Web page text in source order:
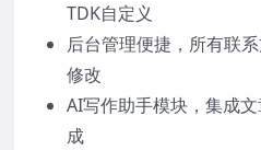
TDK自定义
后台管理便捷，所有联
修改
AI写作助手模块，集成
成